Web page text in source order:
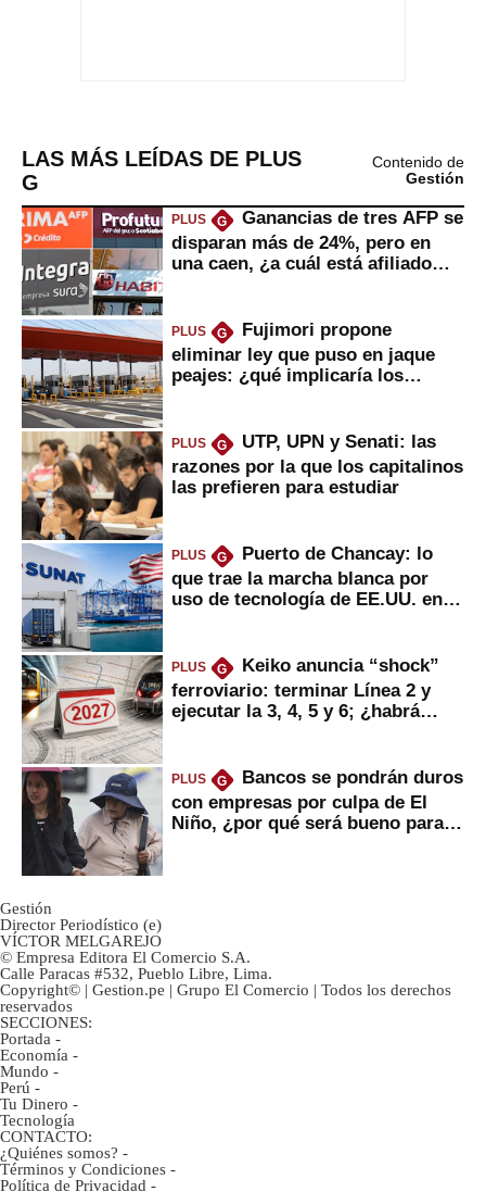
LAS MÁS LEÍDAS DE PLUS
G
Contenido de
Gestión
PLUS G
Ganancias de tres AFP se
disparan más de 24%, pero en
una caen, ¿a cuál está afiliado
PLUS G
Fujimori propone
eliminar ley que puso en jaque
peajes: ¿qué implicaría los
PLUS G
UTP, UPN y Senati: las
razones por la que los capitalinos
las prefieren para estudiar
PLUS G
Puerto de Chancay: lo
que trae la marcha blanca por
uso de tecnología de EE.UU. en
PLUS G
Keiko anuncia “shock”
ferroviario: terminar Línea 2 y
ejecutar la 3, 4, 5 y 6; ¿habrá
PLUS G
Bancos se pondrán duros
con empresas por culpa de El
Niño, ¿por qué será bueno para
Gestión
Director Periodístico (e)
VÍCTOR MELGAREJO
© Empresa Editora El Comercio S.A.
Calle Paracas #532, Pueblo Libre, Lima.
Copyright© | Gestion.pe | Grupo El Comercio | Todos los derechos
reservados
SECCIONES:
Portada -
Economía -
Mundo -
Perú -
Tu Dinero -
Tecnología
CONTACTO:
¿Quiénes somos? -
Términos y Condiciones -
Política de Privacidad -